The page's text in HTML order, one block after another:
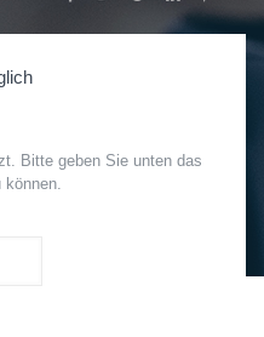
Bitte geben Sie unten das
können.